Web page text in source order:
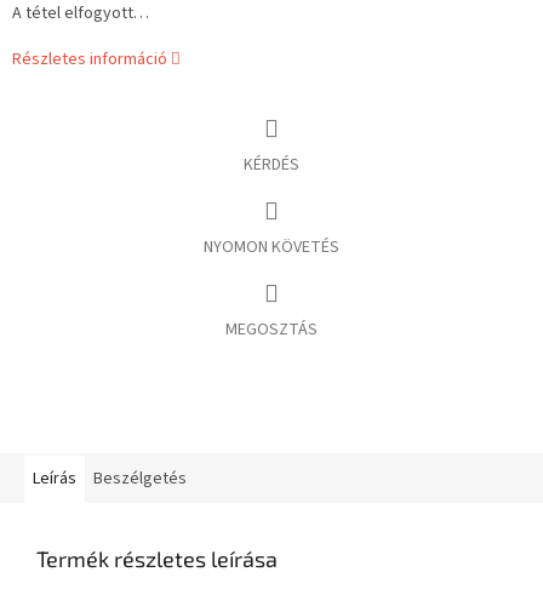
A tétel elfogyott…
Részletes információ
KÉRDÉS
NYOMON KÖVETÉS
MEGOSZTÁS
Leírás Beszélgetés
Termék részletes leírása